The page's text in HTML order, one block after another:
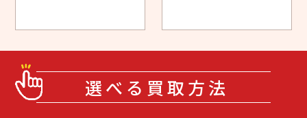
選べる買取方法